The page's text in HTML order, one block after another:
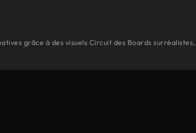
grâce à des visuels Circuit des Boards